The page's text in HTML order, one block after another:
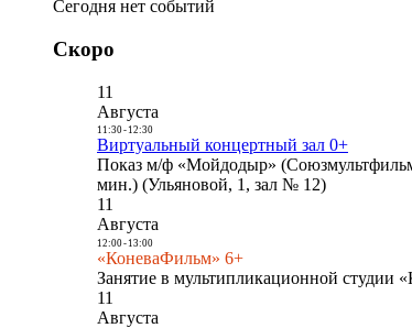
Сегодня нет событий
Скоро
11
Августа
11:30- 12:30
Виртуальный концертный зал 0+
Показ м/ф «Мойдодыр»
мин.) (Ульяновой, 1, зал № 12)
11
Августа
12:00- 13:00
«КоневаФильм» 6+
Занятие в мультипликационной студии
11
Августа